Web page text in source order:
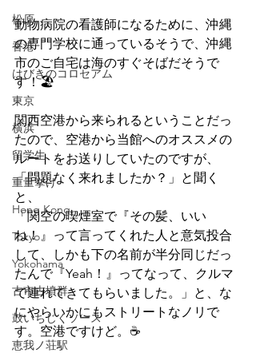
松原
香港
はびきのコロセアム
東京
横浜
留学生
重量挙げ
Hong Kong
Tokyo
Yokohama
古市古墳群
鼓いちじくソース
恵我ノ荘駅
動物病院の看護師になるために、沖縄
の専門学校に通っているそうで、沖縄
市のご自宅は海のすぐそばだそうで
す！🏖
関西空港から来られるということだっ
たので、空港から当館へのオススメの
ルートをお送りしていたのですが、
「問題なく来れましたか？」と聞く
と、
「関空の喫煙室で『その髪、いい
ね！』って言ってくれた人と意気投合
して、しかも下の名前が半分同じだっ
たんで『Yeah！』ってなって、クルマ
で連れてきてもらいました。」と、な
にやらいかにもストリートなノリで
す。空港ですけど。☕